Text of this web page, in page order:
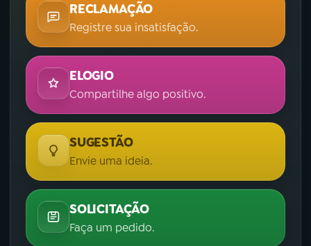
RECLAMAÇÃO
Registre sua insatisfação.
ELOGIO
Compartilhe algo positivo.
SUGESTÃO
Envie uma ideia.
SOLICITAÇÃO
Faça um pedido.